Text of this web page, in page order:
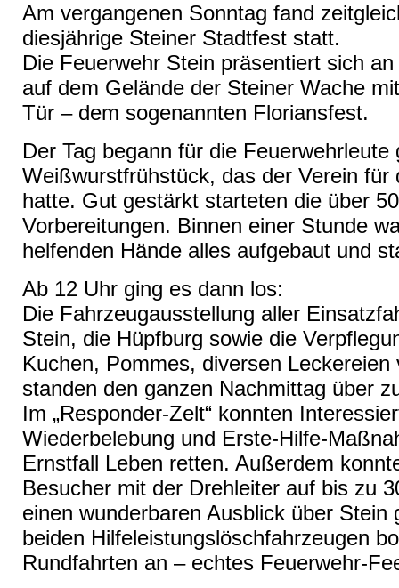
Am vergangenen Sonntag fand
diesjährige Steiner Stadtfest statt.
Die Feuerwehr Stein präsentiert sich
auf dem Gelände der Steiner Wache
Tür – dem sogenannten Floriansfest.
Der Tag begann für die
Weißwurstfrühstück, das der Verein für
hatte. Gut gestärkt starteten die über
Vorbereitungen. Binnen einer Stunde
helfenden Hände alles aufgebaut und
Ab 12 Uhr ging es dann los:
Die Fahrzeugausstellung aller
Stein, die Hüpfburg sowie die
Kuchen, Pommes, diversen
standen den ganzen Nachmittag über
Im „Responder-Zelt“ konnten
Wiederbelebung und Erste-Hilfe-
Ernstfall Leben retten. Außerdem
Besucher mit der Drehleiter auf bis zu
einen wunderbaren Ausblick über Stein
beiden Hilfeleistungslöschfahrzeugen
Rundfahrten an – echtes Feuerwehr-